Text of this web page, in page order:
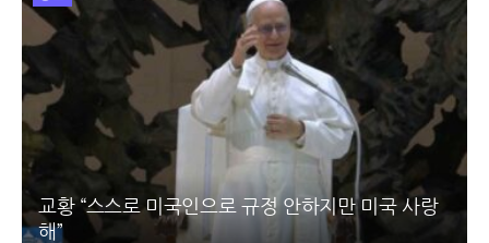
교황 “스스로 미국인으로 규정 안하지만 미국 사랑
해”